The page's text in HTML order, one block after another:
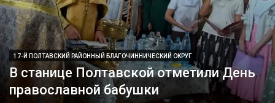
17-Й ПОЛТАВСКИЙ РАЙОННЫЙ БЛАГОЧИННИЧЕСКИЙ ОКРУГ
В станице Полтавской отметили День
православной бабушки